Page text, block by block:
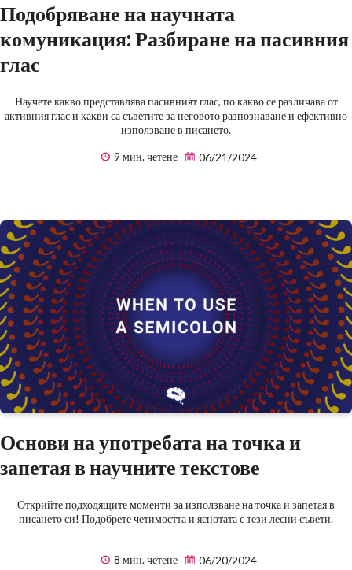
Подобряване на научната
комуникация: Разбиране на пасивния
глас
Научете какво представлява пасивният глас, по какво се различава от
активния глас и какви са съветите за неговото разпознаване и ефективно
използване в писането.
9 мин. четене
06/21/2024
Основи на употребата на точка и
запетая в научните текстове
Открийте подходящите моменти за използване на точка и запетая в
писането си! Подобрете четимостта и яснотата с тези лесни съвети.
8 мин. четене 06/20/2024